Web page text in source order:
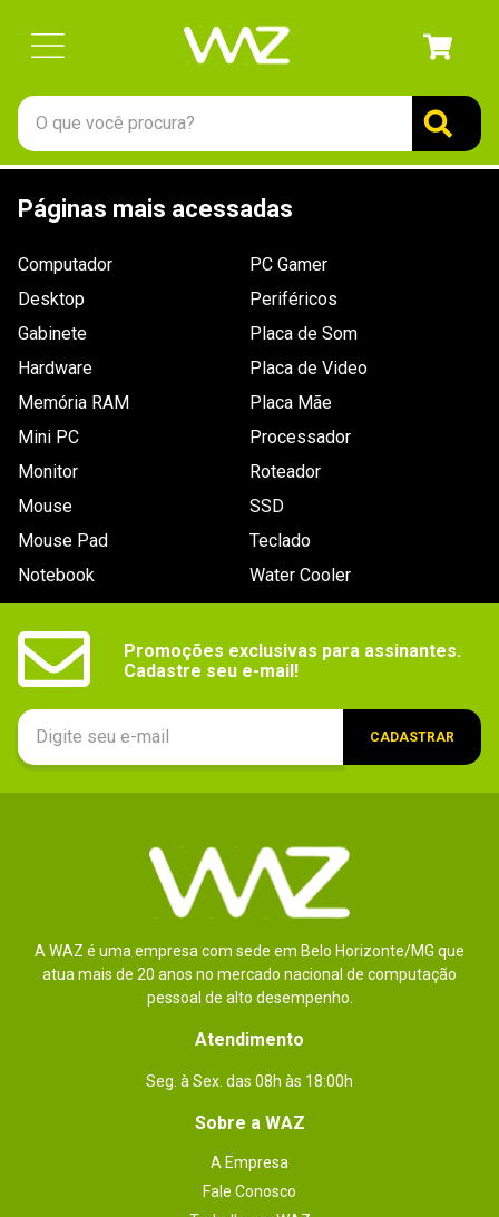
O que você procura?
Páginas mais acessadas
Computador
Desktop
Gabinete
Hardware
Memória RAM
Mini PC
Monitor
Mouse
Mouse Pad
Notebook
PC Gamer
Periféricos
Placa de Som
Placa de Video
Placa Mãe
Processador
Roteador
SSD
Teclado
Water Cooler
Promoções exclusivas para assinantes.
Cadastre seu e-mail!
CADASTRAR
A WAZ é uma empresa com sede em Belo Horizonte/MG que
atua mais de 20 anos no mercado nacional de computação
pessoal de alto desempenho.
Atendimento
Seg. à Sex. das 08h às 18:00h
Sobre a WAZ
A Empresa
Fale Conosco
1º
gabinete
ssd
teclado
openbox
mouse
jonsbo
controle